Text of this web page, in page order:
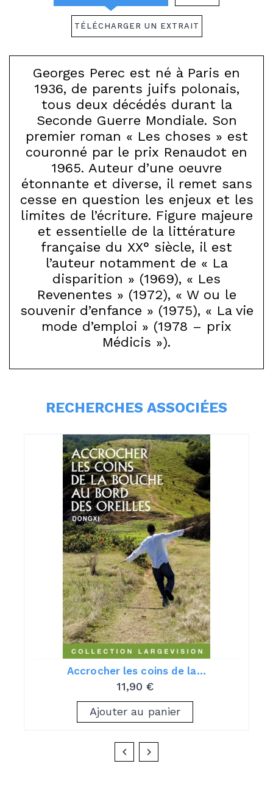
TÉLÉCHARGER UN EXTRAIT
Georges Perec est né à Paris en
1936, de parents juifs polonais,
tous deux décédés durant la
Seconde Guerre Mondiale. Son
premier roman « Les choses » est
couronné par le prix Renaudot en
1965. Auteur d’une oeuvre
étonnante et diverse, il remet sans
cesse en question les enjeux et les
limites de l’écriture. Figure majeure
et essentielle de la littérature
française du XX° siècle, il est
l’auteur notamment de « La
disparition » (1969), « Les
Revenentes » (1972), « W ou le
souvenir d’enfance » (1975), « La vie
mode d’emploi » (1978 – prix
Médicis »).
RECHERCHES ASSOCIÉES
Accrocher les coins de la...
11,90 €
Ajouter au panier